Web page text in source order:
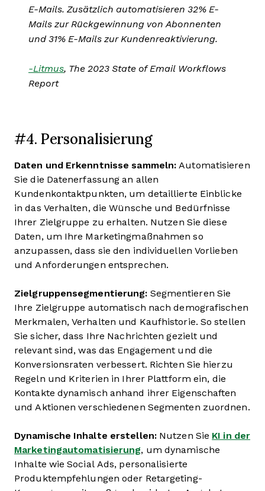
E-Mails. Zusätzlich automatisieren 32% E-
Mails zur Rückgewinnung von Abonnenten
und 31% E-Mails zur Kundenreaktivierung.
-Litmus, The 2023 State of Email Workflows
Report
#4. Personalisierung
Daten und Erkenntnisse sammeln: Automatisieren
Sie die Datenerfassung an allen
Kundenkontaktpunkten, um detaillierte Einblicke
in das Verhalten, die Wünsche und Bedürfnisse
Ihrer Zielgruppe zu erhalten. Nutzen Sie diese
Daten, um Ihre Marketingmaßnahmen so
anzupassen, dass sie den individuellen Vorlieben
und Anforderungen entsprechen.
Zielgruppensegmentierung: Segmentieren Sie
Ihre Zielgruppe automatisch nach demografischen
Merkmalen, Verhalten und Kaufhistorie. So stellen
Sie sicher, dass Ihre Nachrichten gezielt und
relevant sind, was das Engagement und die
Konversionsraten verbessert. Richten Sie hierzu
Regeln und Kriterien in Ihrer Plattform ein, die
Kontakte dynamisch anhand ihrer Eigenschaften
und Aktionen verschiedenen Segmenten zuordnen.
Dynamische Inhalte erstellen:Nutzen Sie KI in der
Marketingautomatisierung, um dynamische
Inhalte wie Social Ads, personalisierte
Produktempfehlungen oder Retargeting-